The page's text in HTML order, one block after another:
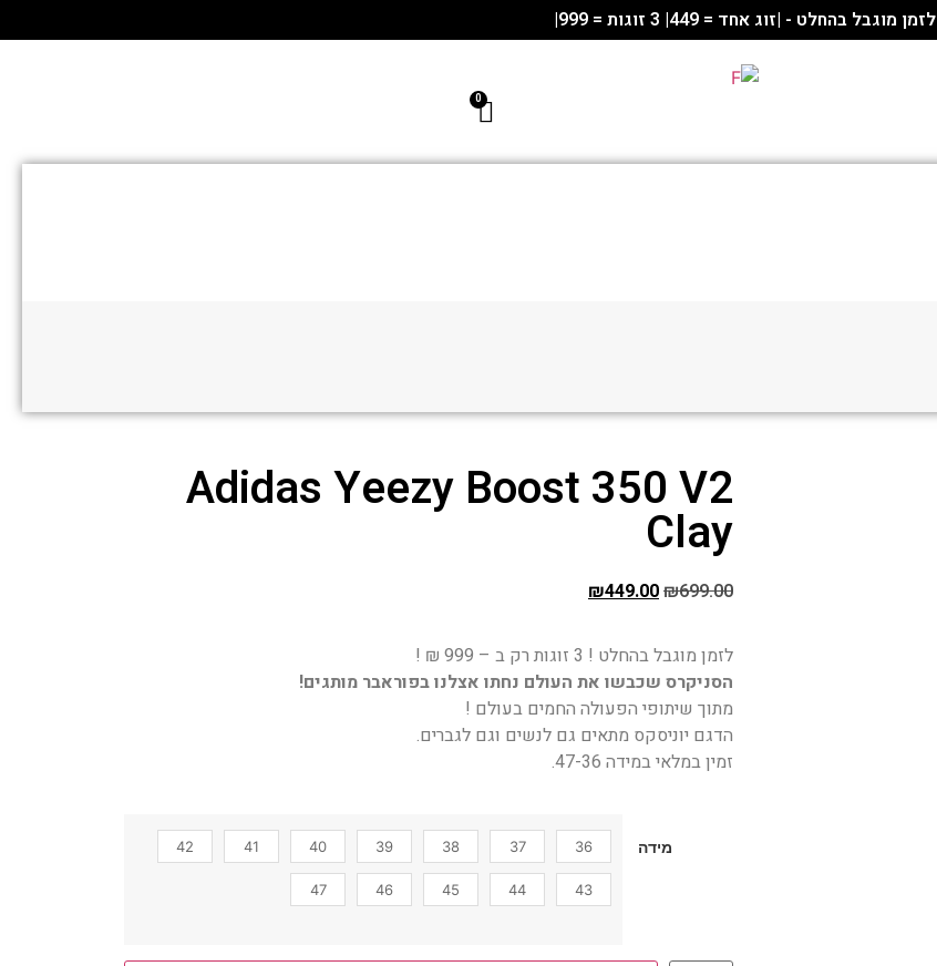
לזמן מוגבל בהחלט - |זוג אחד = 449| 3 זוגות = 999|
Adidas Yeezy Boost 350 V2
Clay
₪699.00
₪449.00
לזמן מוגבל בהחלט ! 3 זוגות רק ב – 999 ₪ !
הסניקרס שכבשו את העולם נחתו אצלנו בפוראבר מותגים!
מתוך שיתופי הפעולה החמים בעולם !
הדגם יוניסקס מתאים גם לנשים וגם לגברים.
זמין במלאי במידה 47-36.
מידה 36
37
38
39
40
41
42
43
44
45
46
47